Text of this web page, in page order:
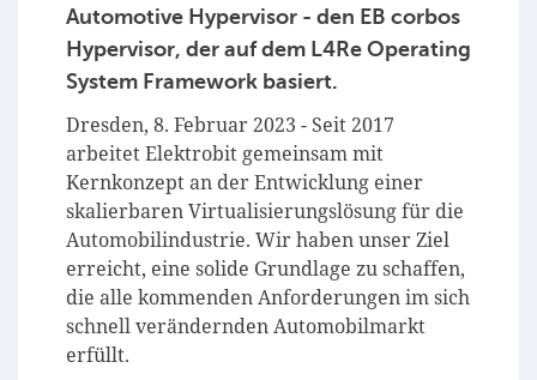
Automotive Hypervisor - den EB corbos
Hypervisor, der auf dem L4Re Operating
System Framework basiert.
Dresden, 8. Februar 2023 - Seit 2017
arbeitet Elektrobit gemeinsam mit
Kernkonzept an der Entwicklung einer
skalierbaren Virtualisierungslösung für die
Automobilindustrie. Wir haben unser Ziel
erreicht, eine solide Grundlage zu schaffen,
die alle kommenden Anforderungen im sich
schnell verändernden Automobilmarkt
erfüllt.